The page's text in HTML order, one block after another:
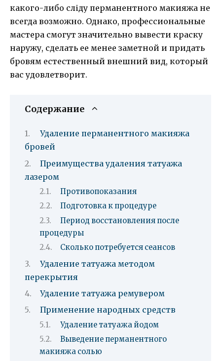
какого-либо сліду перманентного макияжа не
всегда возможно. Однако, профессиональные
мастера смогут значительно вывести краску
наружу, сделать ее менее заметной и придать
бровям естественный внешний вид, который
вас удовлетворит.
Содержание
Удаление перманентного макияжа
бровей
Преимущества удаления татуажа
лазером
Противопоказания
Подготовка к процедуре
Период восстановления после
процедуры
Сколько потребуется сеансов
Удаление татуажа методом
перекрытия
Удаление татуажа ремувером
Применение народных средств
Удаление татуажа йодом
Выведение перманентного
макияжа солью